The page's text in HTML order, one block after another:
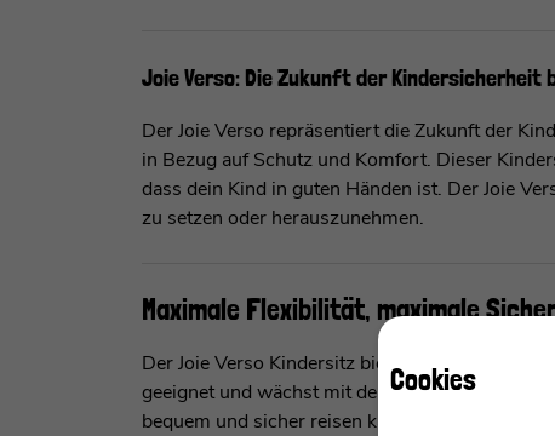
Joie Verso: Die Zukunft der Kindersicherheit
Der Joie Verso repräsentiert die Zukunft der
in Bezug auf Schutz und Komfort. Dieser
dass dein Kind in guten Händen ist. Der Joie
zu setzen oder herauszunehmen.
Maximale Flexibilität, maximale
Der Joie Verso Kindersitz bietet nicht nur
geeignet und wächst mit deinem Kind mit. Die
bequem und sicher reisen kann.
Cookies